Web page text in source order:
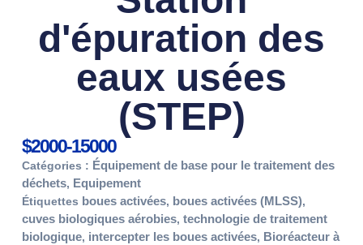
d'épuration des
eaux usées
(STEP)
$2000-15000
Catégories : Équipement de base pour le traitement des
déchets, Equipement
Étiquettes boues activées, boues activées (MLSS),
cuves biologiques aérobies, technologie de traitement
biologique, intercepter les boues activées, Bioréacteur à